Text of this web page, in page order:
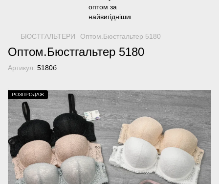
БЮСТГАЛЬТЕРИ Оптом.Бюстгальтер 5180
Оптом.Бюстгальтер 5180
Артикул: 5180б
РОЗПРОДАЖ